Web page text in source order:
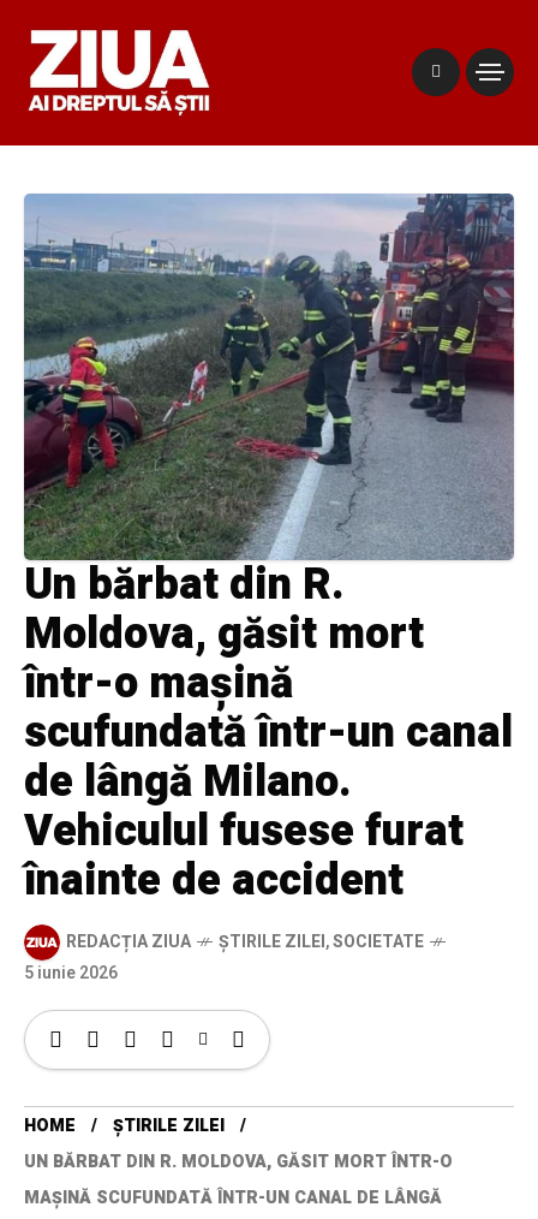
Un bărbat din R.
Moldova, găsit mort
într-o mașină
scufundată într-un canal
de lângă Milano.
Vehiculul fusese furat
înainte de accident
REDACȚIA ZIUA ȘTIRILE ZILEI,SOCIETATE
5 iunie 2026
HOME
ȘTIRILE ZILEI
UN BĂRBAT DIN R. MOLDOVA, GĂSIT MORT ÎNTR-O
MAȘINĂ SCUFUNDATĂ ÎNTR-UN CANAL DE LÂNGĂ